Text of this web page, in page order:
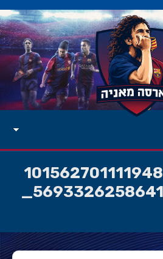
18699956_101562701111948
99_5693326258641304179_